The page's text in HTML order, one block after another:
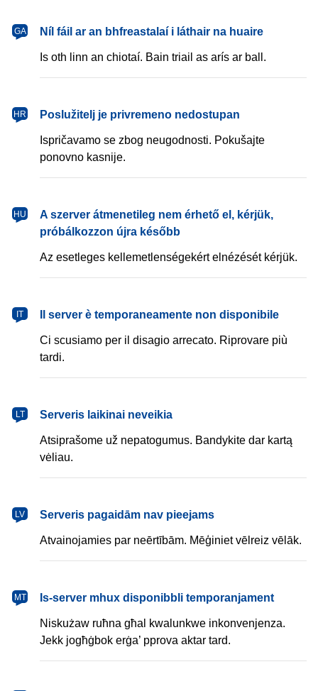
GA Níl fáil ar an bhfreastalaí i láthair na huaire
Is oth linn an chiotaí. Bain triail as arís ar ball.
HR Poslužitelj je privremeno nedostupan
Ispričavamo se zbog neugodnosti. Pokušajte
ponovno kasnije.
HU
A szerver átmenetileg nem érhető el, kérjük,
próbálkozzon újra később
Az esetleges kellemetlenségekért elnézését kérjük.
IT Il server è temporaneamente non disponibile
Ci scusiamo per il disagio arrecato. Riprovare più
tardi.
LT Serveris laikinai neveikia
Atsiprašome už nepatogumus. Bandykite dar kartą
vėliau.
LV Serveris pagaidām nav pieejams
Atvainojamies par neērtībām. Mēģiniet vēlreiz vēlāk.
MT Is-server mhux disponibbli temporanjament
Niskużaw ruħna għal kwalunkwe inkonvenjenza.
Jekk jogħġbok erġa’ pprova aktar tard.